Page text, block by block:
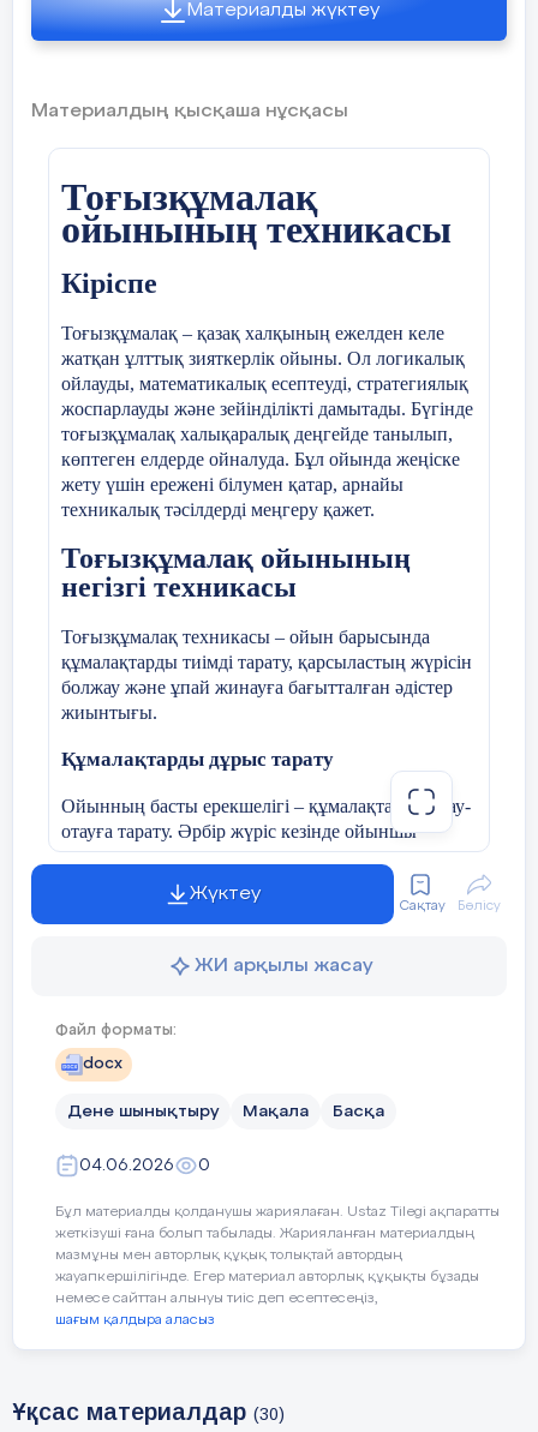
Материалды жүктеу
Материалдың қысқаша нұсқасы
Тоғызқұмалақ
ойынының техникасы
Кіріспе
Тоғызқұмалақ – қазақ халқының ежелден келе
жатқан ұлттық зияткерлік ойыны. Ол логикалық
ойлауды, математикалық есептеуді, стратегиялық
жоспарлауды және зейінділікті дамытады. Бүгінде
тоғызқұмалақ халықаралық деңгейде танылып,
көптеген елдерде ойналуда. Бұл ойында жеңіске
жету үшін ережені білумен қатар, арнайы
техникалық тәсілдерді меңгеру қажет.
Тоғызқұмалақ ойынының
негізгі техникасы
Тоғызқұмалақ техникасы – ойын барысында
құмалақтарды тиімді тарату, қарсыластың жүрісін
болжау және ұпай жинауға бағытталған әдістер
жиынтығы.
Құмалақтарды дұрыс тарату
Ойынның басты ерекшелігі – құмалақтарды отау-
отауға тарату. Әрбір жүріс кезінде ойыншы
құмалақтардың орналасуын есептеп, қай отауға
түсетінін алдын ала анықтай білуі керек. Бұл
қарсыластың қазанына құмалақ түсіруге
жинауға жағдай жасайды.
Тоғызқұмалақта әрбір құмалақтың орны
маңызды. Сондықтан ойыншы тақтадағы
жағдайды үнемі бақылап, қай отауда қанша
қабілет дәл есеп жүргізуге және тиімді шешім
қабылдауға көмектеседі.
Тұздық алу техникасы
Тұздық – ойынның ең маңызды элементтерінің
бірі. Тұздық алу үшін қарсыластың отауындағы
құмалақ саны белгілі бір жағдайға сәйкес келуі
керек. Тұздық алған ойыншы сол отауға түскен
тұздық алуға қолайлы жағдай жасауды негізгі
Жүктеу
Сақтау Бөлісу
ЖИ арқылы жасау
Файл форматы:
docx
Дене шынықтыру Мақала Басқа
04.06.2026 0
Бұл материалды қолданушы жариялаған. Ustaz Tilegi ақпаратты
жеткізуші ғана болып табылады. Жарияланған материалдың
мазмұны мен авторлық құқық толықтай автордың
жауапкершілігінде. Егер материал авторлық құқықты бұзады
немесе сайттан алынуы тиіс деп есептесеңіз,
шағым қалдыра аласыз
Ұқсас материалдар (30)